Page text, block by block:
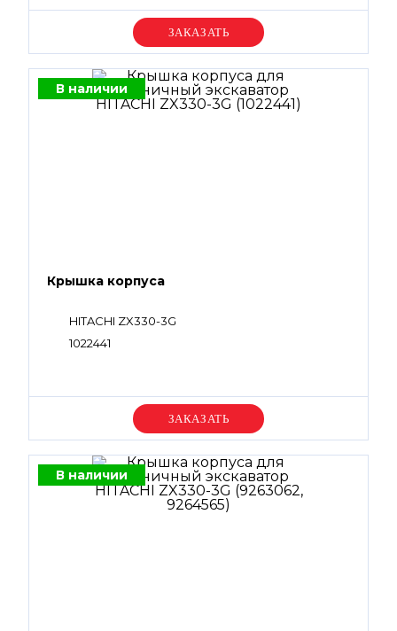
Уточняйте цену
В наличии
Крышка корпуса
HITACHI ZX330-3G
1022441
Уточняйте цену
В наличии